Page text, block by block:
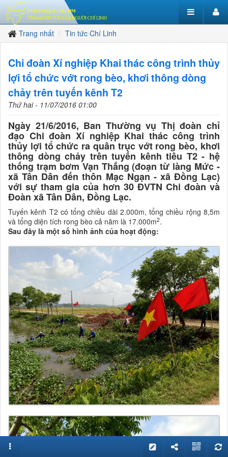
Trang nhất Tin tức Chí Linh
Chi đoàn Xí nghiệp Khai thác công trình thủy
lợi tổ chức vớt rong bèo, khơi thông dòng
chảy trên tuyến kênh T2
Thứ hai - 11/07/2016 01:00
Ngày 21/6/2016, Ban Thường vụ Thị đoàn chỉ
đạo Chi đoàn Xí nghiệp Khai thác công trình
thủy lợi tổ chức ra quân trục vớt rong bèo, khơi
thông dòng chảy trên tuyến kênh tiêu T2 - hệ
thống trạm bơm Vạn Thắng (đoạn từ làng Mức -
xã Tân Dân đến thôn Mạc Ngạn - xã Đồng Lạc)
với sự tham gia của hơn 30 ĐVTN Chi đoàn và
Đoàn xã Tân Dân, Đồng Lạc.
Tuyến kênh T2 có tổng chiều dài 2.000m, tổng chiều rộng 8,5m
và tổng diện tích rong bèo cả năm là 17.000m2.
Sau đây là một số hình ảnh của hoạt động: